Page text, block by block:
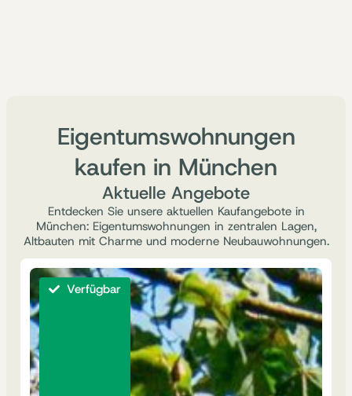
Eigentumswohnungen
kaufen in München
Aktuelle Angebote
Entdecken Sie unsere aktuellen Kaufangebote in
München: Eigentumswohnungen in zentralen Lagen,
Altbauten mit Charme und moderne Neubauwohnungen.
Verfügbar